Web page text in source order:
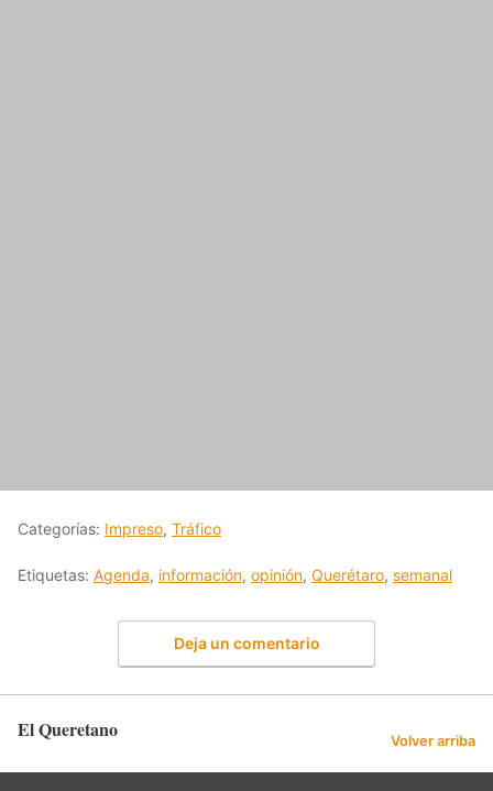
Categorías: Impreso, Tráfico
Etiquetas: Agenda, información, opinión, Querétaro, semanal
Deja un comentario
El Queretano Volver arriba